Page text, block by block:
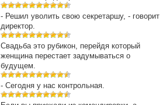
- Решил уволить свою секретаршу, - говорит
директор.
Свадьба это рубикон, перейдя который
женщина перестает задумываться о
будущем.
- Сегодня у нас контрольная.